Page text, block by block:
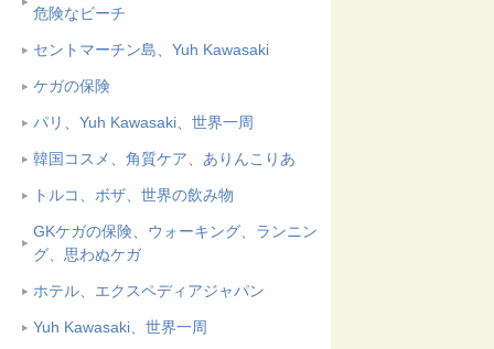
危険なビーチ
セントマーチン島、Yuh Kawasaki
ケガの保険
パリ、Yuh Kawasaki、世界一周
韓国コスメ、角質ケア、ありんこりあ
トルコ、ボザ、世界の飲み物
GKケガの保険、ウォーキング、ランニン
グ、思わぬケガ
ホテル、エクスペディアジャパン
Yuh Kawasaki、世界一周